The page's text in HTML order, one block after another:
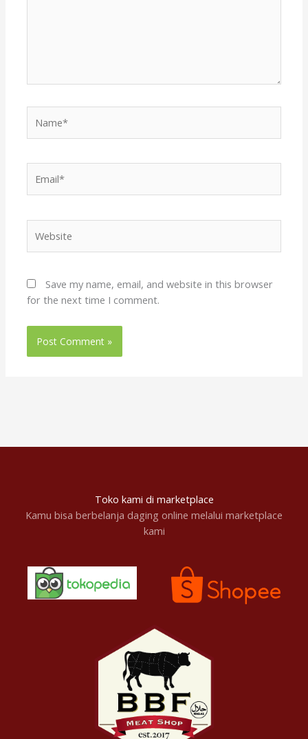
Save my name, email, and website in this browser
for the next time I comment.
Toko kami di marketplace
Kamu bisa berbelanja daging online melalui marketplace
kami